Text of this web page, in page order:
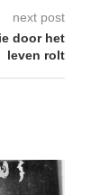
next post
door het
leven rolt